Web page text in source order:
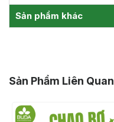
Sản phẩm khác
Sản Phẩm Liên Quan